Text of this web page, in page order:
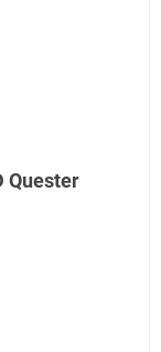
Quester